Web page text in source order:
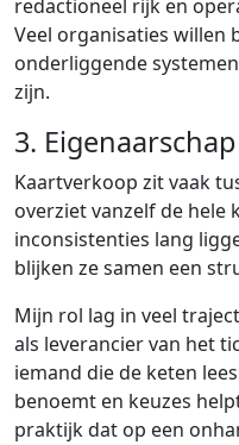
redactioneel rijk en
Veel organisaties willen
onderliggende
zijn.
3.
Kaartverkoop zit vaak
overziet vanzelf de hele
inconsistenties lang
blijken ze samen een
Mijn rol lag in veel
als leverancier van het
iemand die de keten
benoemt en keuzes
praktijk dat op een